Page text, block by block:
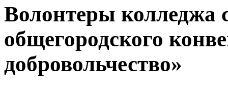
Волонтеры колледжа
общегородского
добровольчество»